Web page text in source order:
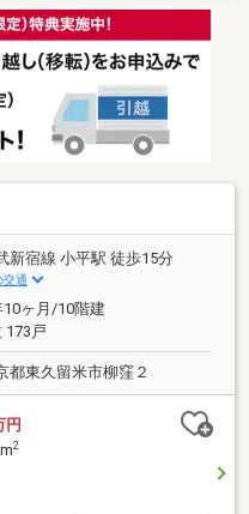
戸の窓へ二重サッシ設置
せん□室内リフォーム履
テムキッチン交換、ユニッ
建具交換、その他※アル
機置場面積：0.95㎡
新宿線 小平駅 徒歩15分
交通
10ヶ月/10階建
173戸
都東久留米市柳窪２
円
2